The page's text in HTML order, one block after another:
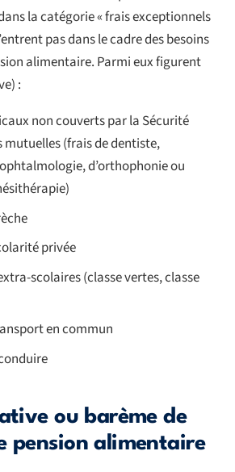
la catégorie « frais exceptionnels
pas dans le cadre des besoins
alimentaire. Parmi eux figurent
:
non couverts par la Sécurité
mutuelles (frais de dentiste,
d’orthophonie ou
privée
scolaires (classe vertes, classe
en commun
ou barème de
pension alimentaire